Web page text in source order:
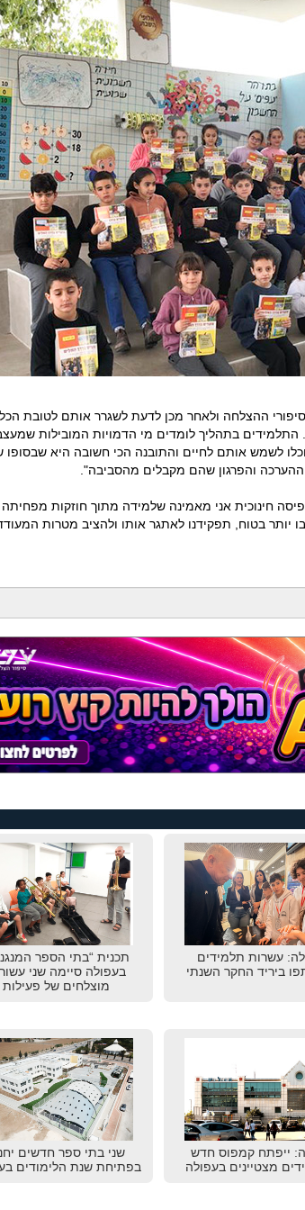
ההצלחה ולאחר מכן לדעת לשגרר אותם לטובת
התלמידים בתהליך לומדים מי הדמויות המובילות
לשמש אותם לחיים והתובנה הכי חשובה היא שבסופו
והפרגון שהם מקבלים מהסביבה".
חינוכית אני מאמינה שלמידה מתוך חוזקות
בטוח, תפקידנו לאתגר אותו ולהציב מטרות
עשרות תלמידים
ביריד החקר השנתי
תכנית “בתי הספר
בעפולה סיימה שני
מוצלחים של פעילות
ייפתח קמפוס חדש
מצטיינים בעפולה
שני בתי ספר חדשים
בפתיחת שנת הלימודים